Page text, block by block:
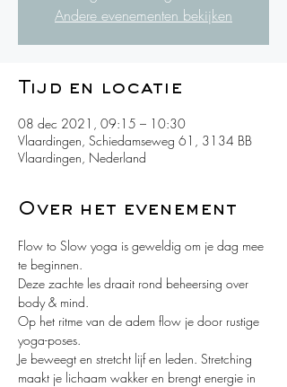
Andere evenementen bekijken
Tijd en locatie
08 dec 2021, 09:15 – 10:30
Vlaardingen, Schiedamseweg 61, 3134 BB
Vlaardingen, Nederland
Over het evenement
Flow to Slow yoga is geweldig om je dag mee
te beginnen.
Deze zachte les draait rond beheersing over
body & mind.
Op het ritme van de adem flow je door rustige
yoga-poses.
Je beweegt en stretcht lijf en leden. Stretching
maakt je lichaam wakker en brengt energie in